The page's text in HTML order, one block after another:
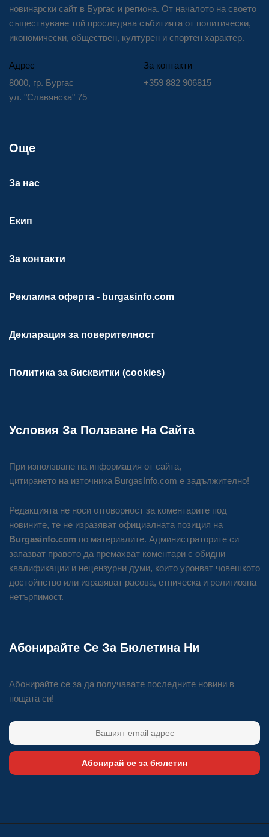
новинарски сайт в Бургас и региона. От началото на своето
съществуване той проследява събитията от политически,
икономически, обществен, културен и спортен характер.
Адрес
8000, гр. Бургас
ул. "Славянска" 75
За контакти
+359 882 906815
Още
За нас
Екип
За контакти
Рекламна оферта - burgasinfo.com
Декларация за поверителност
Политика за бисквитки (cookies)
Условия За Ползване На Сайта
При използване на информация от сайта,
цитирането на източника BurgasInfo.com е задължително!
Редакцията не носи отговорност за коментарите под
новините, те не изразяват официалната позиция на
Burgasinfo.com по материалите. Администраторите си
запазват правото да премахват коментари с обидни
квалификации и нецензурни думи, които уронват човешкото
достойнство или изразяват расова, етническа и религиозна
нетърпимост.
Абонирайте Се За Бюлетина Ни
Абонирайте се за да получавате последните новини в
пощата си!
Абонирай се за бюлетин